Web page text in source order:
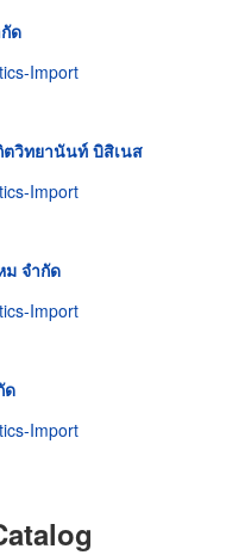
ด
Import
วิทยานันท์ บิสิเนส
Import
จำกัด
Import
ด
Import